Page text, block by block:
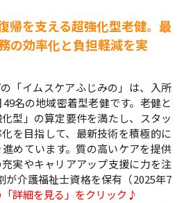
帰を支える超強化型老健。最
の効率化と負担軽減を実
「イムスケアふじみの」は、入所
名の地域密着型老健です。老健と
型」の算定要件を満たし、スタッ
を目指して、最新技術を積極的に
めています。質の高いケアを提供
実やキャリアアップ支援に力を注
が介護福祉士資格を保有（2025年7
詳細を見る」をクリック♪